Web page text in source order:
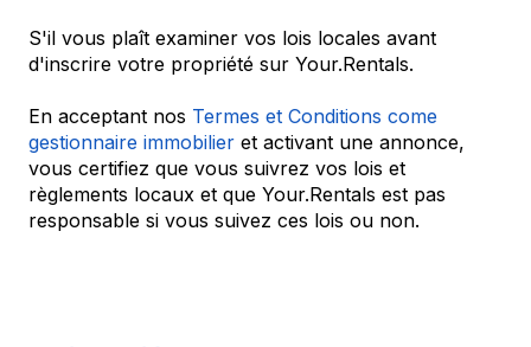
S'il vous plaît examiner vos lois locales avant
d'inscrire votre propriété sur Your.Rentals.
En acceptant nos Termes et Conditions come
gestionnaire immobilier et activant une annonce,
vous certifiez que vous suivrez vos lois et
règlements locaux et que Your.Rentals est pas
responsable si vous suivez ces lois ou non.